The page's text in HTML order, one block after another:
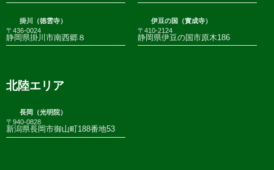
掛川（徳雲寺）
〒436-0024
静岡県掛川市南西郷８
伊豆の国（實成寺）
〒410-2124
静岡県伊豆の国市原木186
北陸エリア
長岡（光明院）
〒940-0828
新潟県長岡市御山町188番地53